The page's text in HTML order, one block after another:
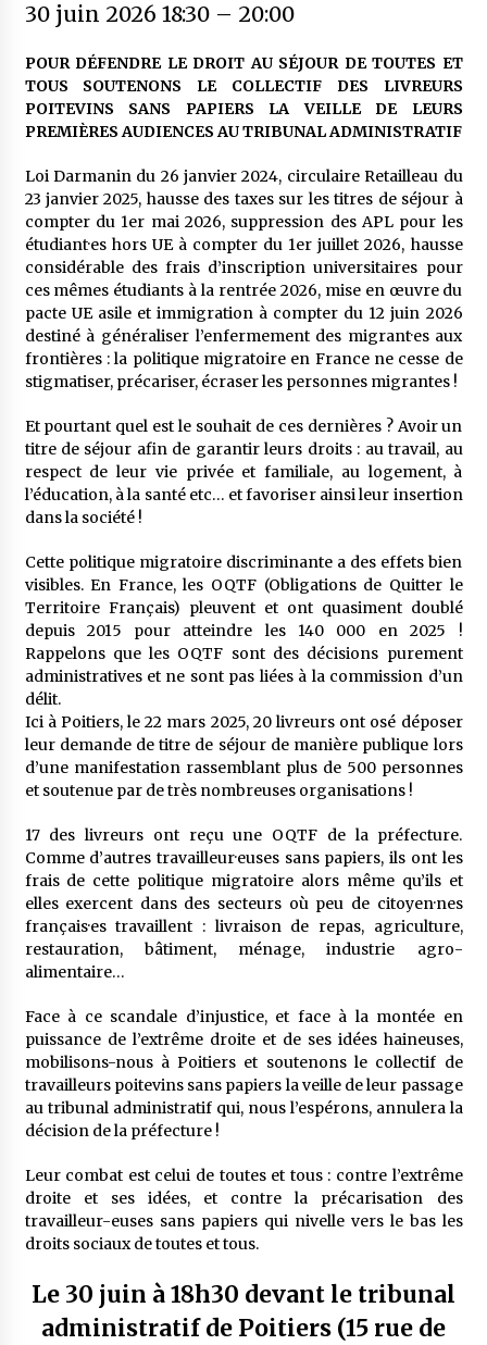
30 juin 2026 18:30– 20:00
POUR DÉFENDRE LE DROIT AU SÉJOUR DE TOUTES ET
TOUS SOUTENONS LE COLLECTIF DES LIVREURS
POITEVINS SANS PAPIERS LA VEILLE DE LEURS
PREMIÈRES AUDIENCES AU TRIBUNAL ADMINISTRATIF
Loi Darmanin du 26 janvier 2024, circulaire Retailleau du
23 janvier 2025, hausse des taxes sur les titres de séjour à
compter du 1er mai 2026, suppression des APL pour les
étudiant·es hors UE à compter du 1er juillet 2026, hausse
considérable des frais d’inscription universitaires pour
ces mêmes étudiants à la rentrée 2026, mise en œuvre du
pacte UE asile et immigration à compter du 12 juin 2026
destiné à généraliser l’enfermement des migrant·es aux
frontières : la politique migratoire en France ne cesse de
stigmatiser, précariser, écraser les personnes migrantes !
Et pourtant quel est le souhait de ces dernières ? Avoir un
titre de séjour afin de garantir leurs droits : au travail, au
respect de leur vie privée et familiale, au logement, à
l’éducation, à la santé etc… et favoriser ainsi leur insertion
dans la société !
Cette politique migratoire discriminante a des effets bien
visibles. En France, les OQTF (Obligations de Quitter le
Territoire Français) pleuvent et ont quasiment doublé
depuis 2015 pour atteindre les 140 000 en 2025 !
Rappelons que les OQTF sont des décisions purement
administratives et ne sont pas liées à la commission d’un
délit.
Ici à Poitiers, le 22 mars 2025, 20 livreurs ont osé déposer
leur demande de titre de séjour de manière publique lors
d’une manifestation rassemblant plus de 500 personnes
et soutenue par de très nombreuses organisations !
17 des livreurs ont reçu une OQTF de la préfecture.
Comme d’autres travailleur·euses sans papiers, ils ont les
frais de cette politique migratoire alors même qu’ils et
elles exercent dans des secteurs où peu de citoyen·nes
français·es travaillent : livraison de repas, agriculture,
restauration, bâtiment, ménage, industrie agro-
alimentaire…
Face à ce scandale d’injustice, et face à la montée en
puissance de l’extrême droite et de ses idées haineuses,
mobilisons-nous à Poitiers et soutenons le collectif de
travailleurs poitevins sans papiers la veille de leur passage
au tribunal administratif qui, nous l’espérons, annulera la
décision de la préfecture !
Leur combat est celui de toutes et tous : contre l’extrême
droite et ses idées, et contre la précarisation des
travailleur-euses sans papiers qui nivelle vers le bas les
droits sociaux de toutes et tous.
Le 30 juin à 18h30 devant le tribunal
administratif de Poitiers (15 rue de